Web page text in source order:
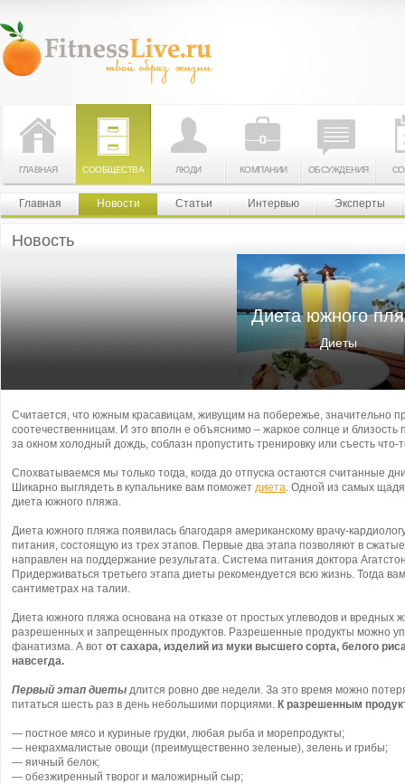
ГЛАВНАЯ СООБЩЕСТВА ЛЮДИ КОМПАНИИ ОБСУЖДЕНИЯ
Главная Новости Статьи Интервью Эксперты
Новость
Диета южного
Диеты
Считается, что южным красавицам, живущим на побережье, значительно
соотечественницам. И это вполн е объяснимо – жаркое солнце и близость
за окном холодный дождь, соблазн пропустить тренировку или съесть что-
Спохватываемся мы только тогда, когда до отпуска остаются считанные
Шикарно выглядеть в купальнике вам поможет диета. Одной из самых
диета южного пляжа.
Диета южного пляжа появилась благодаря американскому врачу-
питания, состоящую из трех этапов. Первые два этапа позволяют в
направлен на поддержание результата. Система питания доктора
Придерживаться третьего этапа диеты рекомендуется всю жизнь. Тогда
сантиметрах на талии.
Диета южного пляжа основана на отказе от простых углеводов и вредных
разрешенных и запрещенных продуктов. Разрешенные продукты можно
фанатизма. А вот от сахара, изделий из муки высшего сорта, белого
навсегда.
Первый этап диеты длится ровно две недели. За это время можно
питаться шесть раз в день небольшими порциями. К разрешенным
— постное мясо и куриные грудки, любая рыба и морепродукты;
— некрахмалистые овощи (преимущественно зеленые), зелень и грибы;
— яичный белок;
— обезжиренный творог и маложирный сыр;